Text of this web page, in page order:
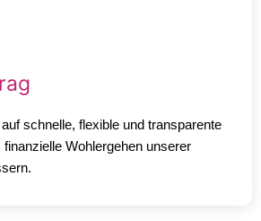
schnelle, flexible und transparente
Wohlergehen unserer